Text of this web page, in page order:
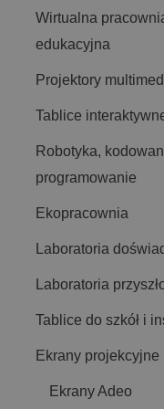
Wirtualna
edukacyjna
Projektory
Tablice
Robotyka,
programowanie
Ekopracownia
Laboratoria
Laboratoria
Tablice do szkół i
Ekrany projekcyjne
Ekrany Adeo